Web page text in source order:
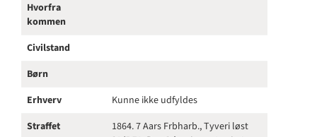
Hvorfra
kommen
Civilstand
Børn
Erhverv
Kunne ikke udfyldes
Straffet
1864. 7 Aars Frbharb., Tyveri løst